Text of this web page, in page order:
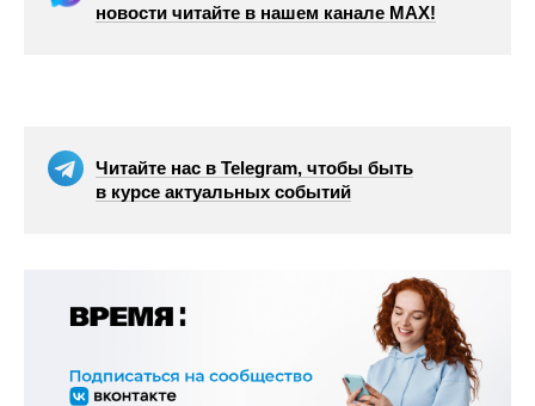
новости читайте в нашем канале МАХ!
Читайте нас в Telegram, чтобы быть
в курсе актуальных событий